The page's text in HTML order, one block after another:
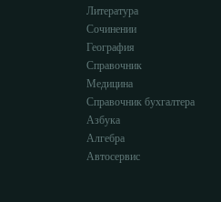
Литература
Сочинении
География
Справочник
Медицина
Справочник бухгалтера
Азбука
Алгебра
Автосервис